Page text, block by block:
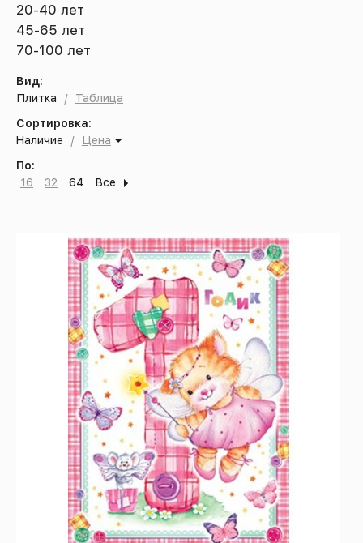
20-40 лет
45-65 лет
70-100 лет
Вид:
Плитка
/
Таблица
Сортировка:
Наличие
/
Цена
По:
16
32 64 Все